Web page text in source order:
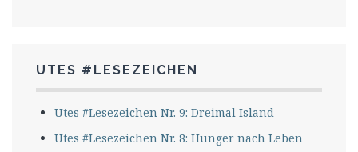
UTES #LESEZEICHEN
Utes #Lesezeichen Nr. 9: Dreimal Island
Utes #Lesezeichen Nr. 8: Hunger nach Leben